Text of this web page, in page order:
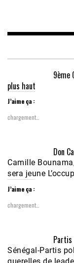
9ème
plus haut
J’aime ça :
chargement…
Don
Camille
sera jeune
J’aime ça :
chargement…
Partis
Sénégal-Partis